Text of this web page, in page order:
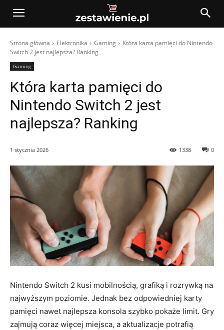
Strona główna Elektronika Gaming
Która karta pamięci do Nintendo
Switch 2 jest najlepsza? Ranking
Gaming
Która karta pamięci do
Nintendo Switch 2 jest
najlepsza? Ranking
1 stycznia 2026 0
1338
Nintendo Switch 2 kusi mobilnością, grafiką i rozrywką na
najwyższym poziomie. Jednak bez odpowiedniej karty
pamięci nawet najlepsza konsola szybko pokaże limit. Gry
zajmują coraz więcej miejsca, a aktualizacje potrafią